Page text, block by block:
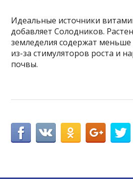
Идеальные источники
добавляет Солодников.
земледелия содержат
из-за стимуляторов роста и
почвы.